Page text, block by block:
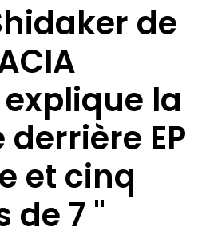
de
explique la
EP
et cinq
de 7 "